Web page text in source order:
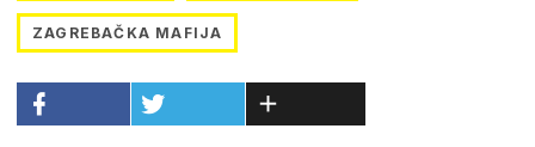
ZAGREBAČKA MAFIJA